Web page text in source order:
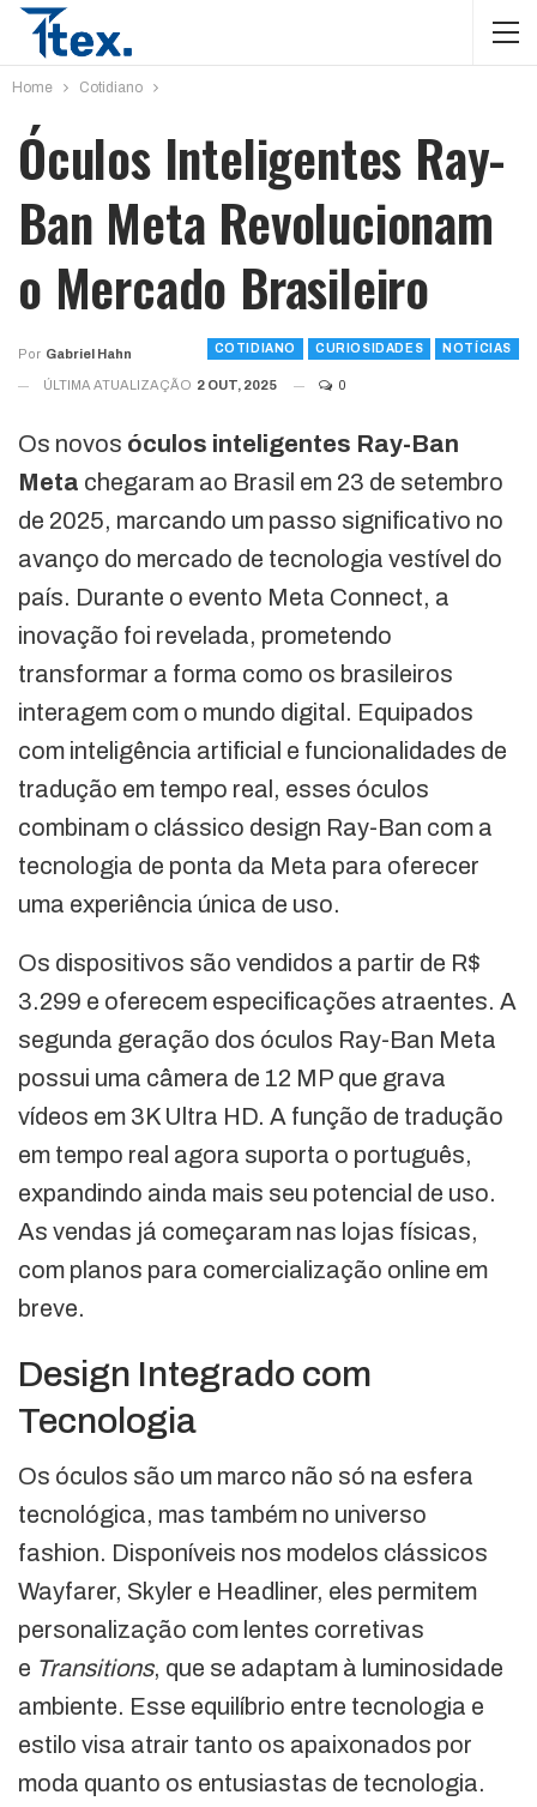
Home Cotidiano
Óculos Inteligentes Ray-
Ban Meta Revolucionam
o Mercado Brasileiro
COTIDIANO CURIOSIDADES NOTÍCIAS
Por Gabriel Hahn
ÚLTIMA ATUALIZAÇÃO 2 OUT, 2025 0
Os novos óculos inteligentes Ray-Ban
Meta chegaram ao Brasil em 23 de setembro
de 2025, marcando um passo significativo no
avanço do mercado de tecnologia vestível do
país. Durante o evento Meta Connect, a
inovação foi revelada, prometendo
transformar a forma como os brasileiros
interagem com o mundo digital. Equipados
com inteligência artificial e funcionalidades de
tradução em tempo real, esses óculos
combinam o clássico design Ray-Ban com a
tecnologia de ponta da Meta para oferecer
uma experiência única de uso.
Os dispositivos são vendidos a partir de R$
3.299 e oferecem especificações atraentes. A
segunda geração dos óculos Ray-Ban Meta
possui uma câmera de 12 MP que grava
vídeos em 3K Ultra HD. A função de tradução
em tempo real agora suporta o português,
expandindo ainda mais seu potencial de uso.
As vendas já começaram nas lojas físicas,
com planos para comercialização online em
breve.
Design Integrado com
Tecnologia
Os óculos são um marco não só na esfera
tecnológica, mas também no universo
fashion. Disponíveis nos modelos clássicos
Wayfarer, Skyler e Headliner, eles permitem
personalização com lentes corretivas
e Transitions, que se adaptam à luminosidade
ambiente. Esse equilíbrio entre tecnologia e
estilo visa atrair tanto os apaixonados por
moda quanto os entusiastas de tecnologia.